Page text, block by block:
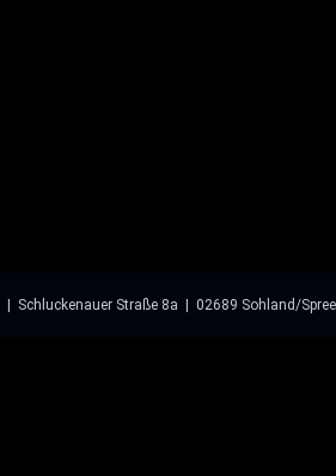
| Schluckenauer Straße 8a | 02689 Sohland/Spree